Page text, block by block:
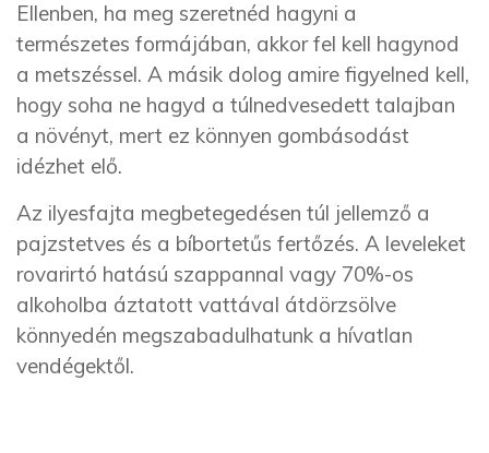
Ellenben, ha meg szeretnéd hagyni a
természetes formájában, akkor fel kell hagynod
a metszéssel. A másik dolog amire figyelned kell,
hogy soha ne hagyd a túlnedvesedett talajban
a növényt, mert ez könnyen gombásodást
idézhet elő.
Az ilyesfajta megbetegedésen túl jellemző a
pajzstetves és a bíbortetűs fertőzés. A leveleket
rovarirtó hatású szappannal vagy 70%-os
alkoholba áztatott vattával átdörzsölve
könnyedén megszabadulhatunk a hívatlan
vendégektől.